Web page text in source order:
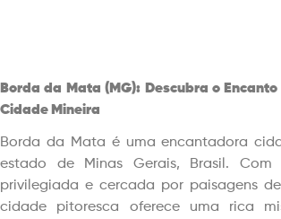
Borda da Mata (MG): Descubra o
Cidade Mineira
Borda da Mata é uma encantadora
estado de Minas Gerais, Brasil. Com
privilegiada e cercada por paisagens
cidade pitoresca oferece uma rica